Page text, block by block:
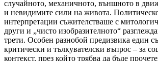
случайното, механичното, външното в
и невидимите сили на живота.
интерпретации съжителстваше с
други и „чисто изобразителното“
трети. Особен разнобой предизвика един
критически и тълкувателски въпрос – за
контекст, през който трябва да бъде